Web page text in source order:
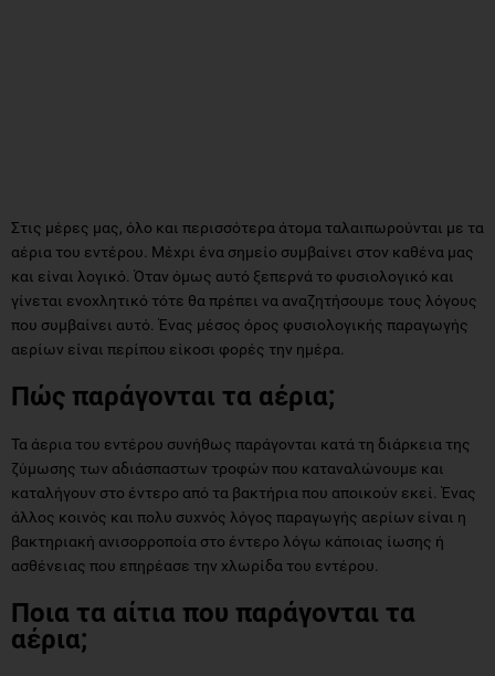
Στις μέρες μας, όλο και περισσότερα άτομα ταλαιπωρούνται με τα
αέρια του εντέρου. Μέχρι ένα σημείο συμβαίνει στον καθένα μας
και είναι λογικό. Όταν όμως αυτό ξεπερνά το φυσιολογικό και
γίνεται ενοχλητικό τότε θα πρέπει να αναζητήσουμε τους λόγους
που συμβαίνει αυτό. Ένας μέσος όρος φυσιολογικής παραγωγής
αερίων είναι περίπου είκοσι φορές την ημέρα.
Πώς παράγονται τα αέρια;
Τα άερια του εντέρου συνήθως παράγονται κατά τη διάρκεια της
ζύμωσης των αδιάσπαστων τροφών που καταναλώνουμε και
καταλήγουν στο έντερο από τα βακτήρια που αποικούν εκεί. Ένας
άλλος κοινός και πολυ συχνός λόγος παραγωγής αερίων είναι η
βακτηριακή ανισορροποία στο έντερο λόγω κάποιας ίωσης ή
ασθένειας που επηρέασε την χλωρίδα του εντέρου.
Ποια τα αίτια που παράγονται τα
αέρια;